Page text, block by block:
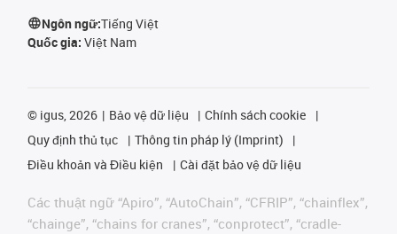
Ngôn ngữ:Tiếng Việt
Quốc gia: Việt Nam
© igus, 2026 Bảo vệ dữ liệu
Chính sách cookie
Quy định thủ tục
Thông tin pháp lý (Imprint)
Điều khoản và Điều kiện
Cài đặt bảo vệ dữ liệu
Các thuật ngữ “Apiro”, “AutoChain”, “CFRIP”, “chainflex”,
“chainge”, “chains for cranes”, “conprotect”, “cradle-